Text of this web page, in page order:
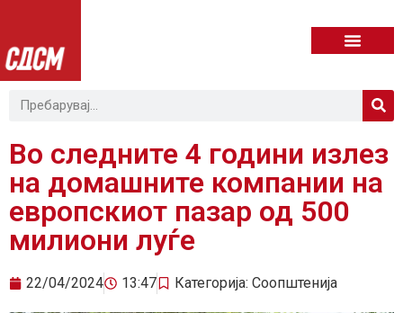
Во следните 4 години излез
на домашните компании на
европскиот пазар од 500
милиони луѓе
22/04/2024 13:47 Категорија: Соопштенија